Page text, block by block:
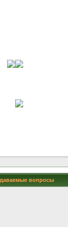
вопросы